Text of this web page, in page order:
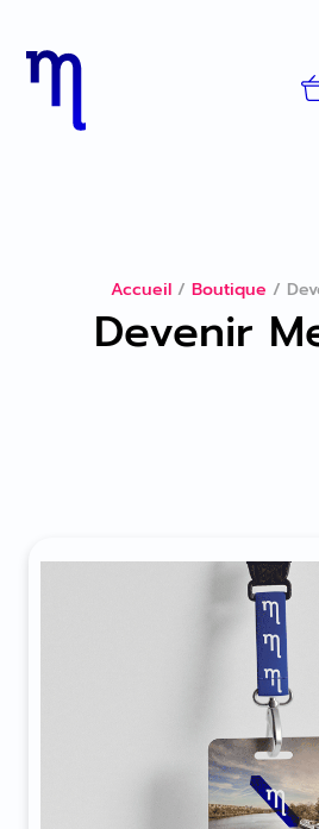
Accueil/ Boutique /
Devenir